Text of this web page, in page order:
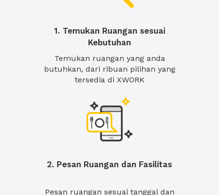
1. Temukan Ruangan sesuai
Kebutuhan
Temukan ruangan yang anda
butuhkan, dari ribuan pilihan yang
tersedia di XWORK
2. Pesan Ruangan dan Fasilitas
Pesan ruangan sesuai tanggal dan